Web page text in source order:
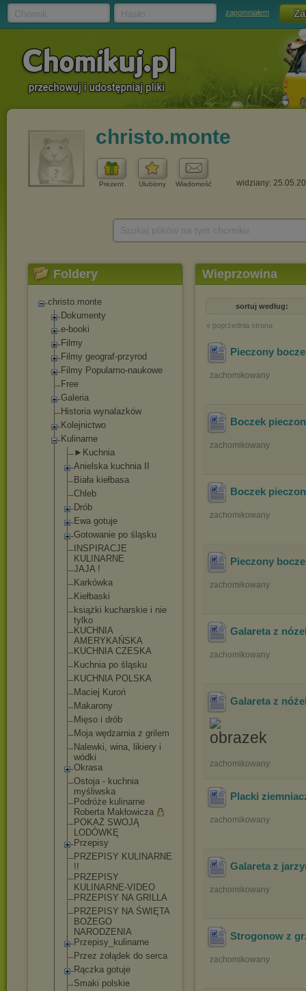
zapomniałem
christo.monte
Prezent Ulubiony Wiadomość widziany:
Foldery
christo.monte
Dokumenty
e-booki
Filmy
Filmy geograf-przyrod
Filmy Popularno-naukowe
Free
Galeria
Historia wynalazków
Kolejnictwo
Kulinarne
►Kuchnia
Anielska kuchnia II
Biała kiełbasa
Chleb
Drób
Ewa gotuje
Gotowanie po śląsku
INSPIRACJE
KULINARNE
JAJA !
Karkówka
Kiełbaski
książki kucharskie i nie
tylko
KUCHNIA
AMERYKAŃSKA
KUCHNIA CZESKA
Kuchnia po śląsku
KUCHNIA POLSKA
Maciej Kuroń
Makarony
Mięso i drób
Moja wędzarnia z grilem
Nalewki, wina, likiery i
wódki
Okrasa
Ostoja - kuchnia
myśliwska
Podróże kulinarne
Roberta Makłowicza
POKAŻ SWOJĄ
LODÓWKĘ
Przepisy
PRZEPISY KULINARNE
!!
PRZEPISY
KULINARNE-VIDEO
PRZEPISY NA GRILLA
PRZEPISY NA ŚWIĘTA
BOŻEGO
NARODZENIA
Przepisy_kulinarne
Przez żołądek do serca
Rączka gotuje
Smaki polskie
Wieprzowina
sortuj według:
« poprzednia strona
Pieczony
zachomikowany
Boczek
zachomikowany
Boczek
zachomikowany
Pieczony
zachomikowany
Galareta z
zachomikowany
Galareta z
zachomikowany
Placki
zachomikowany
Galareta z
zachomikowany
Strogonow z
zachomikowany